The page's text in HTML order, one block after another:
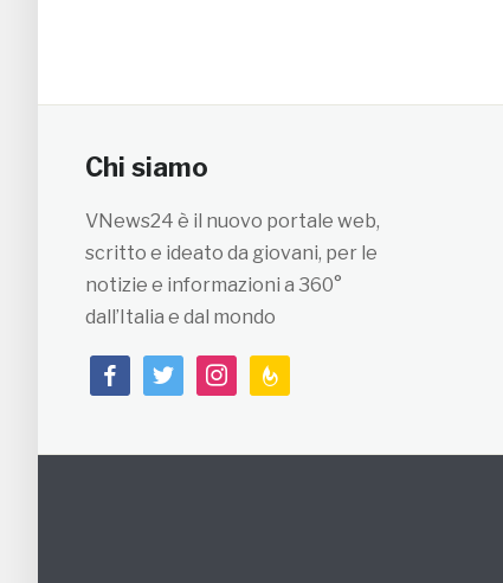
Chi siamo
VNews24 è il nuovo portale web,
scritto e ideato da giovani, per le
notizie e informazioni a 360°
dall’Italia e dal mondo
facebooktwitterinstagramfeedburner